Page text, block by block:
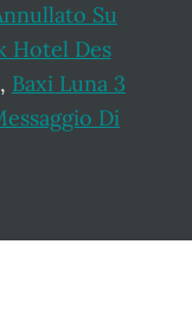
Su
Hotel Des
, Baxi Luna 3
Di